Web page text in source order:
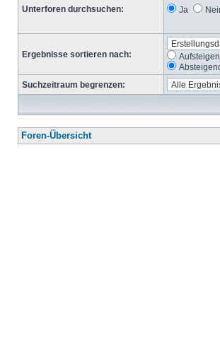
Unterforen durchsuchen: Ja
Ergebnisse sortieren nach:
Suchzeitraum begrenzen:
Foren-Übersicht